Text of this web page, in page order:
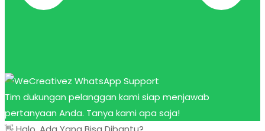
Tim dukungan pelanggan kami siap menjawab
pertanyaan Anda. Tanya kami apa saja!